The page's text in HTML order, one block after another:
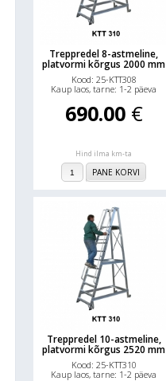
Treppredel 8-astmeline,
platvormi kõrgus 2000 mm
Kood: 25-KTT308
Kaup laos, tarne: 1-2 päeva
690.00 €
Hind ilma km-ta
PANE KORVI
Treppredel 10-astmeline,
platvormi kõrgus 2520 mm
Kood: 25-KTT310
Kaup laos, tarne: 1-2 päeva